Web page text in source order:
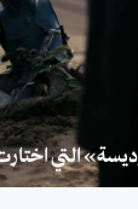
التي